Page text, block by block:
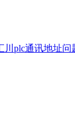
川plc通讯地址问